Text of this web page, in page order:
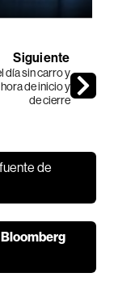
Siguiente
día sin carro y
de inicio y
de cierre
de
Bloomberg